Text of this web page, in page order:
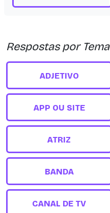
Respostas por Tema
ADJETIVO
APP OU SITE
ATRIZ
BANDA
CANAL DE TV